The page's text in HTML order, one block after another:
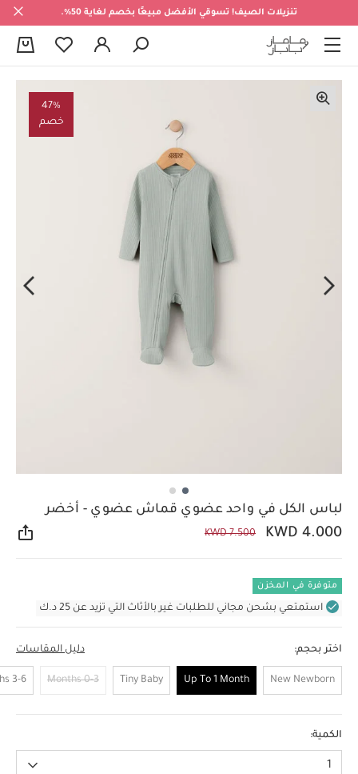
تنزيلات الصيف! تسوقي الأفضل مبيعًا بخصم لغاية 50%.
47%
خصم
لباس الكل في واحد عضوي قماش عضوي - أخضر
KWD 4.000
KWD 7.500
متوفرة في المخزن
استمتعي بشحن مجاني للطلبات غير بالأثاث التي تزيد عن 25 د.ك
اختر بحجم: دليل المقاسات
New Newborn
Up To 1 Month
Tiny Baby
0-3 Months
3-6 Months
الكمية:
1